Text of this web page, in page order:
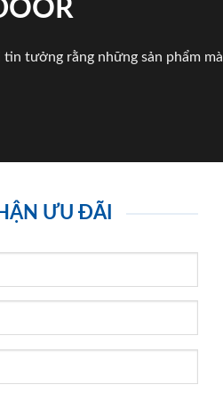
tưởng rằng những sản phẩm mà
ƯU ĐÃI